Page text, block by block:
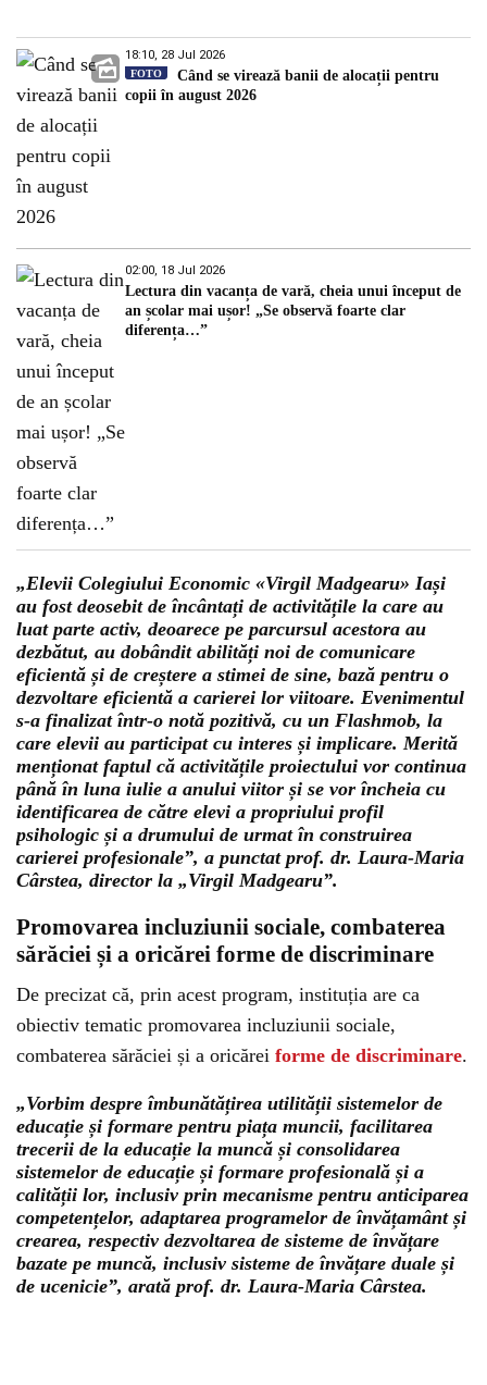
18:10, 28 Jul 2026
FOTO
Când se virează banii de alocații pentru
copii în august 2026
02:00, 18 Jul 2026
Lectura din vacanța de vară, cheia unui început de
an școlar mai ușor! „Se observă foarte clar
diferența…”
„Elevii Colegiului Economic «Virgil Madgearu» Iași
au fost deosebit de încântați de activitățile la care au
luat parte activ, deoarece pe parcursul acestora au
dezbătut, au dobândit abilități noi de comunicare
eficientă și de creștere a stimei de sine, bază pentru o
dezvoltare eficientă a carierei lor viitoare. Evenimentul
s-a finalizat într-o notă pozitivă, cu un Flashmob, la
care elevii au participat cu interes și implicare. Merită
menționat faptul că activitățile proiectului vor continua
până în luna iulie a anului viitor și se vor încheia cu
identificarea de către elevi a propriului profil
psihologic și a drumului de urmat în construirea
carierei profesionale”, a punctat prof. dr. Laura-Maria
Cârstea, director la „Virgil Madgearu”.
Promovarea incluziunii sociale, combaterea
sărăciei și a oricărei forme de discriminare
De precizat că, prin acest program, instituția are ca
obiectiv tematic promovarea incluziunii sociale,
combaterea sărăciei și a oricărei forme de discriminare.
„Vorbim despre îmbunătățirea utilității sistemelor de
educație și formare pentru piața muncii, facilitarea
trecerii de la educație la muncă și consolidarea
sistemelor de educație și formare profesională și a
calității lor, inclusiv prin mecanisme pentru anticiparea
competențelor, adaptarea programelor de învățamânt și
crearea, respectiv dezvoltarea de sisteme de învățare
bazate pe muncă, inclusiv sisteme de învățare duale și
de ucenicie”, arată prof. dr. Laura-Maria Cârstea.